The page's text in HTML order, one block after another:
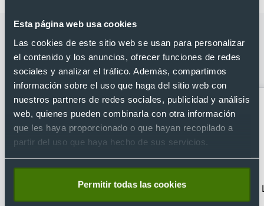
Esta página web usa cookies
Las cookies de este sitio web se usan para personalizar
el contenido y los anuncios, ofrecer funciones de redes
sociales y analizar el tráfico. Además, compartimos
información sobre el uso que haga del sitio web con
nuestros partners de redes sociales, publicidad y análisis
web, quienes pueden combinarla con otra información
que les haya proporcionado o que hayan recopilado a
partir del uso que haya hecho de sus servicios.
Permitir todas las cookies
Categorías relacionadas con Set
bolígrafo aluminio reciclado tinta azul
con llavero metal y PU
Bolígrafos clásicos Bolígrafos con estuche